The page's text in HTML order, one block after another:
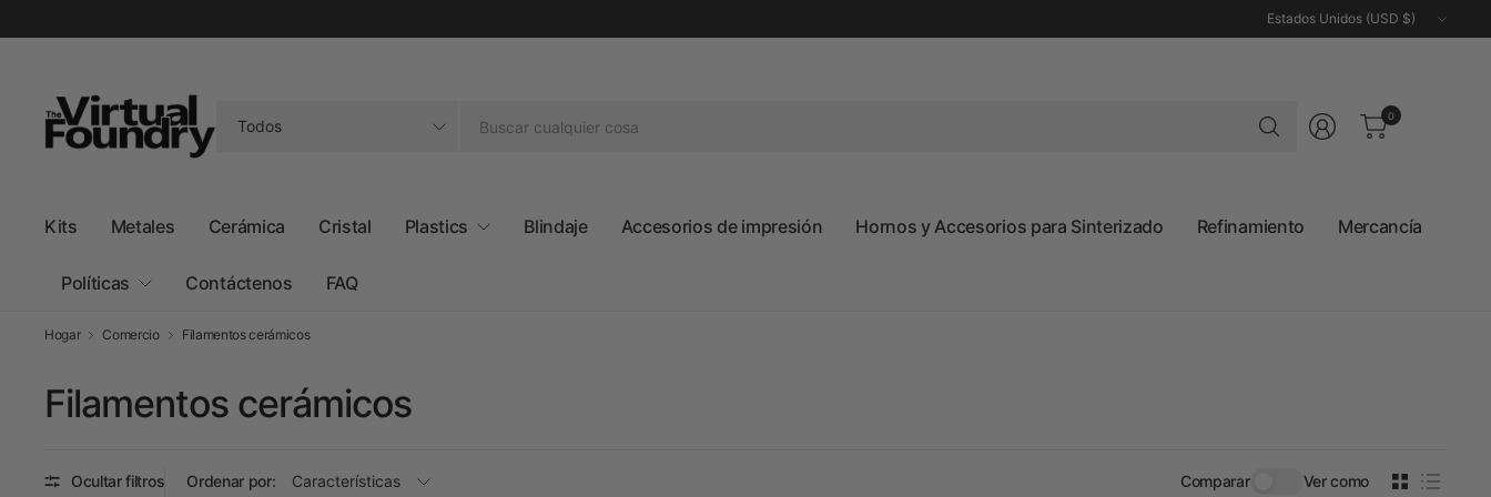
Actualizar
país/región
Buscar
cualquier
cualquier
0
Kits Metales Cerámica Cristal Plastics Blindaje Accesorios de impresión Hornos y Accesorios para Sinterizado Refinamiento Mercancía
Políticas Contáctenos FAQ
Hogar Comercio Filamentos cerámicos
Filamentos cerámicos
Ocultar filtros Ordenar por: Comparar Ver como